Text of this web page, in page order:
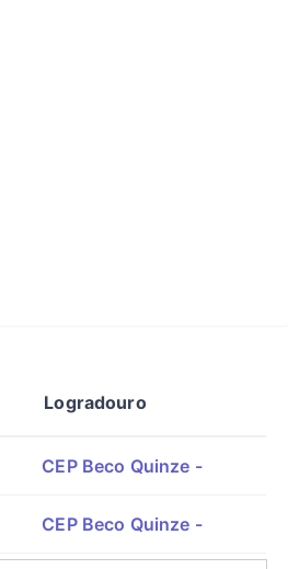
Logradouro
CEP Beco Quinze -
CEP Beco Quinze -